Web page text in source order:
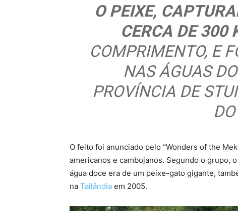
O PEIXE,
CERCA DE 300
COMPRIMENTO, E
NAS ÁGUAS
PROVÍNCIA DE
O feito foi anunciado pelo “Wonders of the
americanos e cambojanos. Segundo o grupo,
água doce era de um peixe-gato gigante,
na Tailândia em 2005.